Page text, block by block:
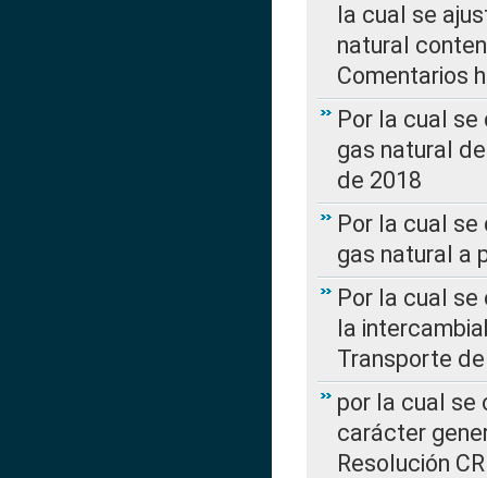
la cual se
natural
Comentarios
Por la cual
gas natural
de 2018
Por la cual
gas natural a
Por la cual
la
Transporte
por la cual se
carácter
Resolución